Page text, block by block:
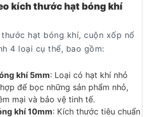
kích thước hạt bóng khí
hạt bóng khí, cuộn xốp nổ
4 loại cụ thể, bao gồm:
khí 5mm: Loại có hạt khí nhỏ
để bọc những sản phẩm nhỏ,
mại và bảo vệ tinh tế.
khí 10mm: Kích thước tiêu chuẩn